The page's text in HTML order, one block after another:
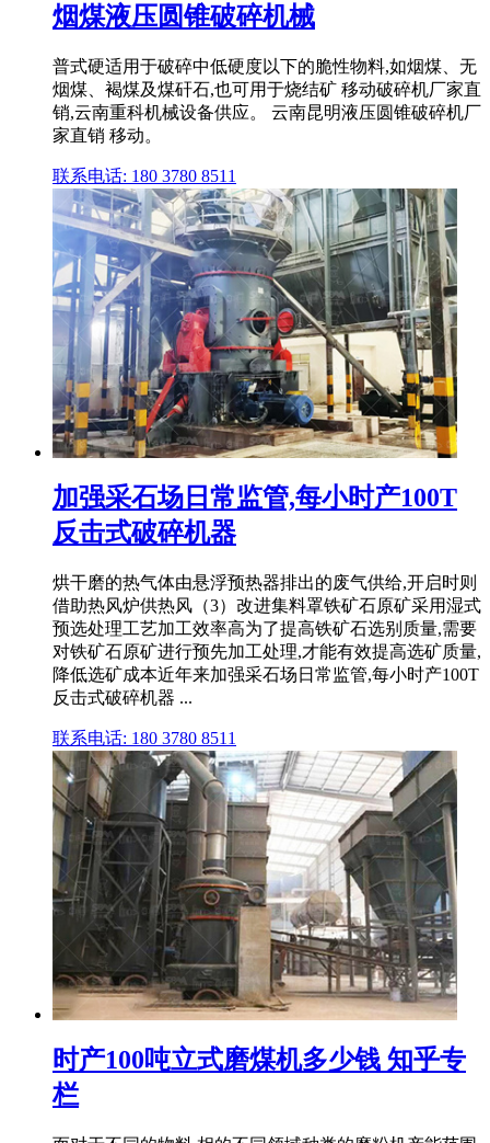
烟煤液压圆锥破碎机械
普式硬适用于破碎中低硬度以下的脆性物料,如烟煤、无
烟煤、褐煤及煤矸石,也可用于烧结矿 移动破碎机厂家直
销,云南重科机械设备供应。 云南昆明液压圆锥破碎机厂
家直销 移动。
联系电话: 180 3780 8511
加强采石场日常监管,每小时产100T
反击式破碎机器
烘干磨的热气体由悬浮预热器排出的废气供给,开启时则
借助热风炉供热风（3）改进集料罩铁矿石原矿采用湿式
预选处理工艺加工效率高为了提高铁矿石选别质量,需要
对铁矿石原矿进行预先加工处理,才能有效提高选矿质量,
降低选矿成本近年来加强采石场日常监管,每小时产100T
反击式破碎机器 ...
联系电话: 180 3780 8511
时产100吨立式磨煤机多少钱 知乎专
栏